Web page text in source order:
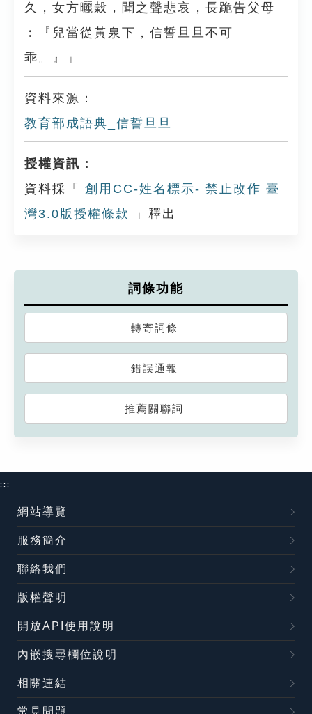
久，女方曬穀，聞之聲悲哀，長跪告父母
︰『兒當從黃泉下，信誓旦旦不可
乖。』」
資料來源：
教育部成語典_信誓旦旦
授權資訊：
資料採「
創用CC-姓名標示- 禁止改作 臺
灣3.0版授權條款
」釋出
詞條功能
轉寄詞條
錯誤通報
推薦關聯詞
:::
網站導覽
服務簡介
聯絡我們
版權聲明
開放API使用說明
內嵌搜尋欄位說明
相關連結
常見問題